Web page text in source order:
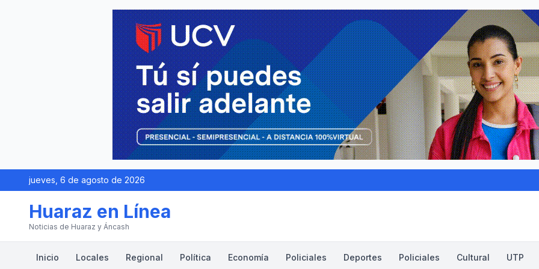
jueves, 6 de agosto de 2026
Huaraz en Línea
Noticias de Huaraz y Áncash
Inicio Locales Regional Política Economía Policiales Deportes Policiales Cultural UTP